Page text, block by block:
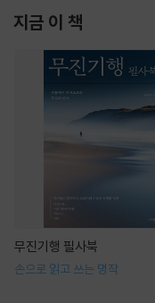
지금 이 책
무진기행 필사북
손으로 읽고 쓰는 명작